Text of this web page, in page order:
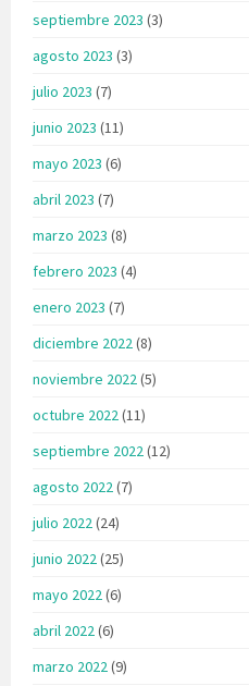
septiembre 2023 (3)
agosto 2023 (3)
julio 2023 (7)
junio 2023 (11)
mayo 2023 (6)
abril 2023 (7)
marzo 2023 (8)
febrero 2023 (4)
enero 2023 (7)
diciembre 2022(8)
noviembre 2022(5)
octubre 2022(11)
septiembre 2022(12)
agosto 2022(7)
julio 2022(24)
junio 2022(25)
mayo 2022(6)
abril 2022(6)
marzo 2022(9)